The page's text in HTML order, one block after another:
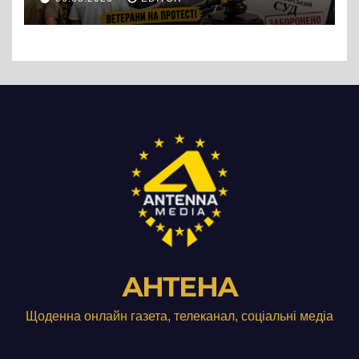
підприємства ТОВ «Омега
Три», що займається
АНТЕНА
Щоденна онлайн газета, телеканал, соціальні медіа